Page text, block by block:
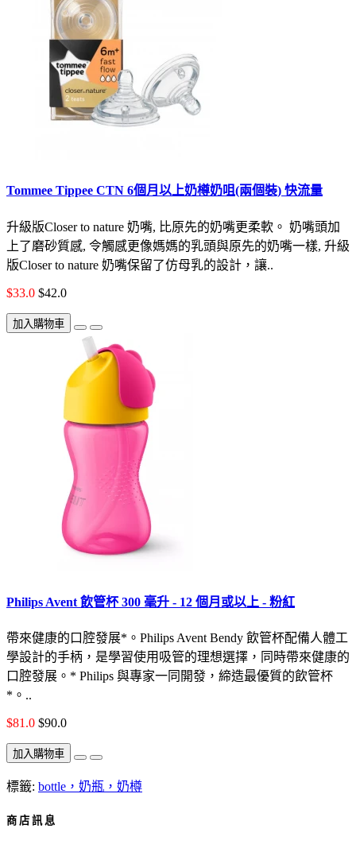
Tommee Tippee CTN 6個月以上奶樽奶咀(兩個裝) 快流量
升級版Closer to nature 奶嘴, 比原先的奶嘴更柔軟。 奶嘴頭加
上了磨砂質感, 令觸感更像媽媽的乳頭與原先的奶嘴一樣, 升級
版Closer to nature 奶嘴保留了仿母乳的設計，讓..
$33.0 $42.0
加入購物車
Philips Avent 飲管杯 300 毫升 - 12 個月或以上 - 粉紅
帶來健康的口腔發展*。Philips Avent Bendy 飲管杯配備人體工
學設計的手柄，是學習使用吸管的理想選擇，同時帶來健康的
口腔發展。* Philips 與專家一同開發，締造最優質的飲管杯
*。..
$81.0 $90.0
加入購物車
標籤: bottle，奶瓶，奶樽
商 店 訊 息